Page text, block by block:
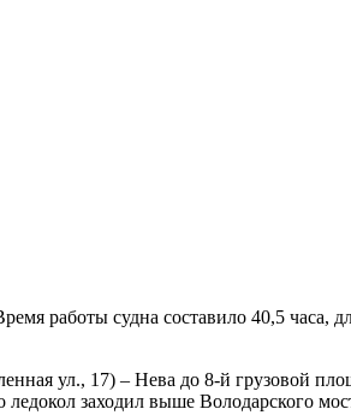
работы судна составило 40,5
ул., 17) – Нева до 8-й грузовой
заходил выше Володарского